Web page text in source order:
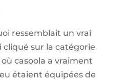
ressemblait un vrai
cliqué sur la catégorie
où casoola a vraiment
étaient équipées de